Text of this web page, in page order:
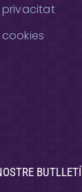
BUTLLETÍ